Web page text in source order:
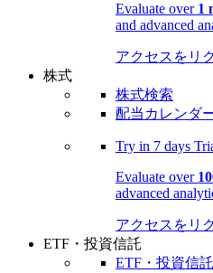
Evaluate over 1
and advanced
アクセスをリ
株式
株式検索
配当カレンダ
Try in 7 days
Evaluate over
advanced
アクセスをリ
ETF・投資信託
ETF・投資信